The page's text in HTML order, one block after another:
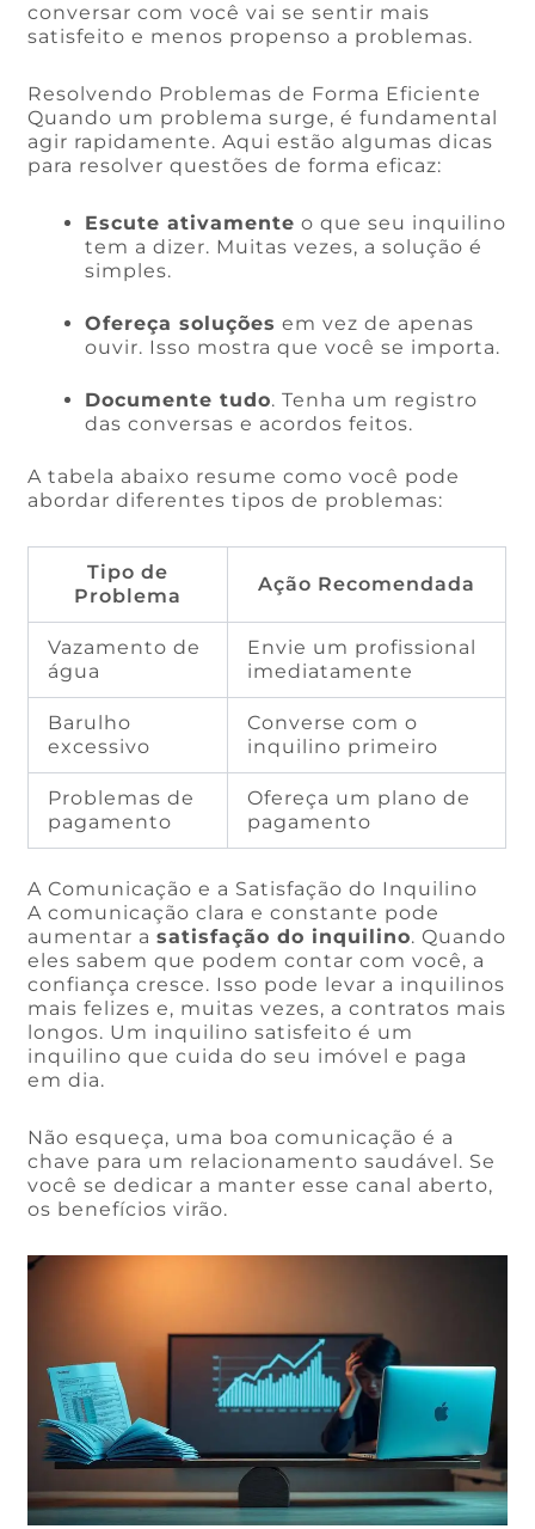
conversar com você vai se sentir mais
satisfeito e menos propenso a problemas.
Resolvendo Problemas de Forma Eficiente
Quando um problema surge, é fundamental
agir rapidamente. Aqui estão algumas dicas
para resolver questões de forma eficaz:
Escute ativamente o que seu inquilino
tem a dizer. Muitas vezes, a solução é
simples.
Ofereça soluções em vez de apenas
ouvir. Isso mostra que você se importa.
Documente tudo. Tenha um registro
das conversas e acordos feitos.
A tabela abaixo resume como você pode
abordar diferentes tipos de problemas:
Tipo de
Problema
Ação Recomendada
Vazamento de
água
Envie um profissional
imediatamente
Barulho
excessivo
Converse com o
inquilino primeiro
Problemas de
pagamento
Ofereça um plano de
pagamento
A Comunicação e a Satisfação do Inquilino
A comunicação clara e constante pode
aumentar asatisfação do inquilino. Quando
eles sabem que podem contar com você, a
confiança cresce. Isso pode levar a inquilinos
mais felizes e, muitas vezes, a contratos mais
longos. Um inquilino satisfeito é um
inquilino que cuida do seu imóvel e paga
em dia.
Não esqueça, uma boa comunicação é a
chave para um relacionamento saudável. Se
você se dedicar a manter esse canal aberto,
os benefícios virão.